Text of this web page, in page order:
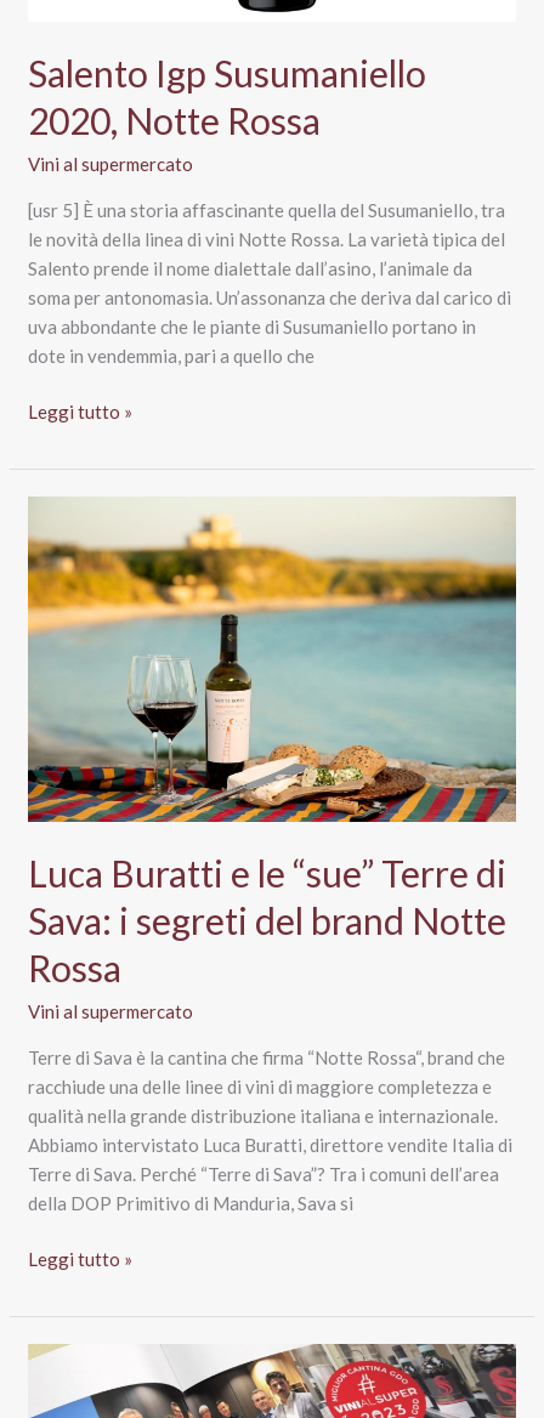
Salento Igp Susumaniello
2020, Notte Rossa
Vini al supermercato
[usr 5] È una storia affascinante quella del Susumaniello, tra
le novità della linea di vini Notte Rossa. La varietà tipica del
Salento prende il nome dialettale dall’asino, l’animale da
soma per antonomasia. Un’assonanza che deriva dal carico di
uva abbondante che le piante di Susumaniello portano in
dote in vendemmia, pari a quello che
Salento
Susumaniello
2020,
Rossa
Leggi tutto »
Luca Buratti e le “sue” Terre di
Sava: i segreti del brand Notte
Rossa
Vini al supermercato
Terre di Sava è la cantina che firma “Notte Rossa“, brand che
racchiude una delle linee di vini di maggiore completezza e
qualità nella grande distribuzione italiana e internazionale.
Abbiamo intervistato Luca Buratti, direttore vendite Italia di
Terre di Sava. Perché “Terre di Sava”? Tra i comuni dell’area
della DOP Primitivo di Manduria, Sava si
Luca
e
le
Terre
Leggi tutto »